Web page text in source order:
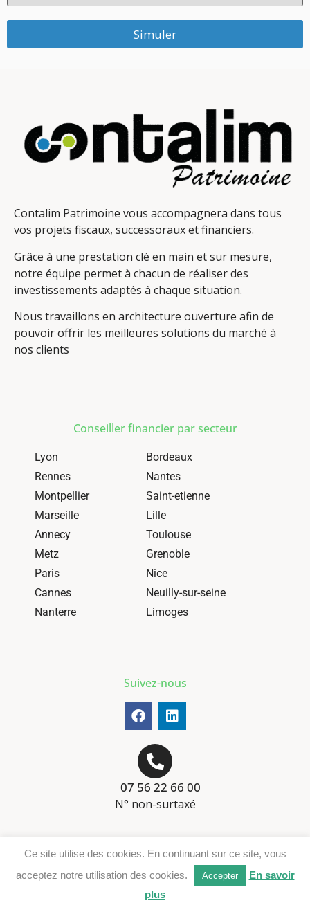
Simuler
Contalim Patrimoine vous accompagnera dans tous
vos projets fiscaux, successoraux et financiers.
Grâce à une prestation clé en main et sur mesure,
notre équipe permet à chacun de réaliser des
investissements adaptés à chaque situation.
Nous travaillons en architecture ouverture afin de
pouvoir offrir les meilleures solutions du marché à
nos clients
Conseiller financier par secteur
Lyon
Bordeaux
Rennes
Nantes
Montpellier
Saint-etienne
Marseille
Lille
Annecy
Toulouse
Metz
Grenoble
Paris
Nice
Cannes
Neuilly-sur-seine
Nanterre
Limoges
Suivez-nous
07 56 22 66 00
N° non-surtaxé
Téléchargement DER
Ce site utilise des cookies. En continuant sur ce site, vous
acceptez notre utilisation des cookies.
Accepter
En savoir
plus